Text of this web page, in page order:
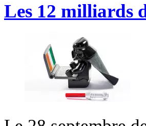
Les 12 milliards